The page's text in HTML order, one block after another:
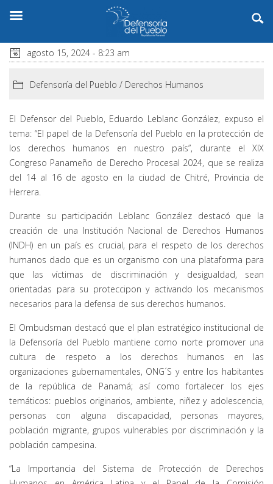
agosto 15, 2024 - 8:23 am
Defensoría del Pueblo / Derechos Humanos
El Defensor del Pueblo, Eduardo Leblanc González, expuso el
tema: “El papel de la Defensoría del Pueblo en la protección de
los derechos humanos en nuestro país”, durante el XIX
Congreso Panameño de Derecho Procesal 2024, que se realiza
del 14 al 16 de agosto en la ciudad de Chitré, Provincia de
Herrera.
Durante su participación Leblanc González destacó que la
creación de una Institución Nacional de Derechos Humanos
(INDH) en un país es crucial, para el respeto de los derechos
humanos dado que es un organismo con una plataforma para
que las víctimas de discriminación y desigualdad, sean
orientadas para su proteccipon y activando los mecanismos
necesarios para la defensa de sus derechos humanos.
El Ombudsman destacó que el plan estratégico institucional de
la Defensoría del Pueblo mantiene como norte promover una
cultura de respeto a los derechos humanos en las
organizaciones gubernamentales, ONG´S y entre los habitantes
de la república de Panamá; así como fortalecer los ejes
temáticos: pueblos originarios, ambiente, niñez y adolescencia,
personas con alguna discapacidad, personas mayores,
población migrante, grupos vulnerables por discriminación y la
población campesina.
“La Importancia del Sistema de Protección de Derechos